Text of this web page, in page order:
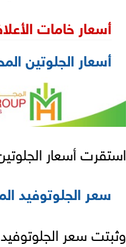
أسعار خامات
أسعار الجلوتين
استقرت أسعار الجلوتين
سعر الجلوتوفيد
وثبتت سعر الجلوتوفيد المحلي،